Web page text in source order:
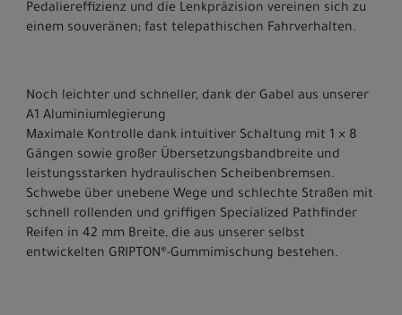
Pedaliereffizienz und die Lenkpräzision vereinen sich zu
einem souveränen; fast telepathischen Fahrverhalten.
Noch leichter und schneller, dank der Gabel aus unserer
A1 Aluminiumlegierung
Maximale Kontrolle dank intuitiver Schaltung mit 1 × 8
Gängen sowie großer Übersetzungsbandbreite und
leistungsstarken hydraulischen Scheibenbremsen.
Schwebe über unebene Wege und schlechte Straßen mit
schnell rollenden und griffigen Specialized Pathfinder
Reifen in 42 mm Breite, die aus unserer selbst
entwickelten GRIPTON®-Gummimischung bestehen.